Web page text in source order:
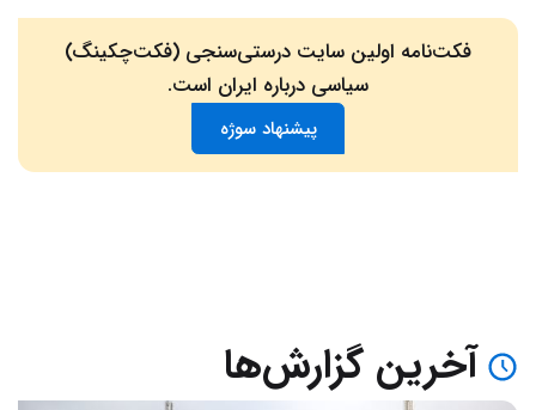
فکت‌نامه اولین سایت درستی‌سنجی (فکت‌چکینگ)
سیاسی درباره ایران است.
پیشنهاد سوژه
آخرین گزارش‌ها